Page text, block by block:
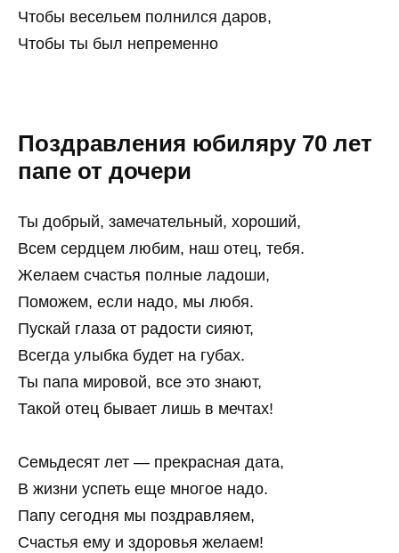
Чтобы весельем полнился даров,
Чтобы ты был непременно
Поздравления юбиляру 70 лет
папе от дочери
Ты добрый, замечательный, хороший,
Всем сердцем любим, наш отец, тебя.
Желаем счастья полные ладоши,
Поможем, если надо, мы любя.
Пускай глаза от радости сияют,
Всегда улыбка будет на губах.
Ты папа мировой, все это знают,
Такой отец бывает лишь в мечтах!
Семьдесят лет — прекрасная дата,
В жизни успеть еще многое надо.
Папу сегодня мы поздравляем,
Счастья ему и здоровья желаем!